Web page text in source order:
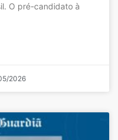
O pré-candidato à
2026